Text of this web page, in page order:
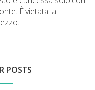
È vietata la
POSTS